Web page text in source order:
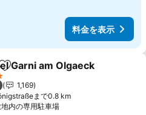
料金を表示
お気に入りに追加
Garni am Olgaeck
ルのランク
1,169
まで0.8 km
内の専用駐車場料金を表示